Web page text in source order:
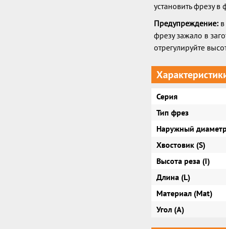
установить фрезу
Предупреждение:
фрезу зажало в
отрегулируйте
Серия
Тип фрез
Наружный
Хвостовик (S)
Высота реза (I)
Длина (L)
Материал (Mat)
Угол (A)